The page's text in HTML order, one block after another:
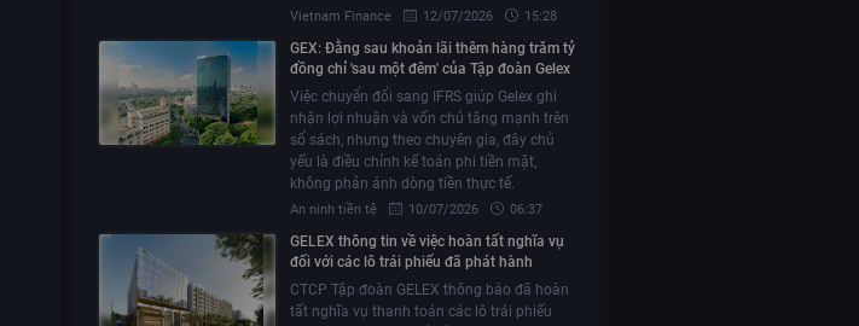
Vietnam Finance 12/07/2026 15:28
GEX: Đằng sau khoản lãi thêm hàng trăm tỷ
đồng chỉ 'sau một đêm' của Tập đoàn Gelex
Việc chuyển đổi sang IFRS giúp Gelex ghi
nhận lợi nhuận và vốn chủ tăng mạnh trên
sổ sách, nhưng theo chuyên gia, đây chủ
yếu là điều chỉnh kế toán phi tiền mặt,
không phản ánh dòng tiền thực tế.
An ninh tiền tệ 10/07/2026 06:37
GELEX thông tin về việc hoàn tất nghĩa vụ
đối với các lô trái phiếu đã phát hành
CTCP Tập đoàn GELEX thông báo đã hoàn
tất nghĩa vụ thanh toán các lô trái phiếu